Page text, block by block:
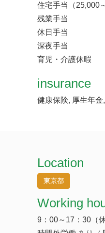
住宅手当（25,000
残業手当
休日手当
深夜手当
育児・介護休暇
insurance
健康保険, 厚生年
Location
東京都
Working
9：00～17：30（